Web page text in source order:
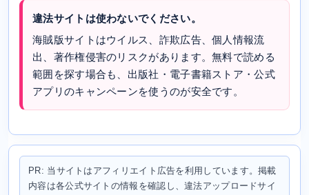
違法サイトは使わないでください。
海賊版サイトはウイルス、詐欺広告、個人情報流
出、著作権侵害のリスクがあります。無料で読める
範囲を探す場合も、出版社・電子書籍ストア・公式
アプリのキャンペーンを使うのが安全です。
PR: 当サイトはアフィリエイト広告を利用しています。掲載
内容は各公式サイトの情報を確認し、違法アップロードサイ